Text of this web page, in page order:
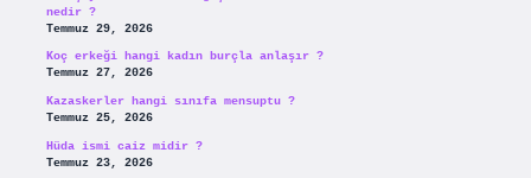
nedir ?
Temmuz 29, 2026
Koç erkeği hangi kadın burçla anlaşır ?
Temmuz 27, 2026
Kazaskerler hangi sınıfa mensuptu ?
Temmuz 25, 2026
Hüda ismi caiz midir ?
Temmuz 23, 2026